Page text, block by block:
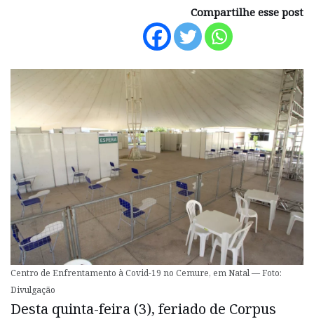
Compartilhe esse post
Centro de Enfrentamento à Covid-19 no Cemure, em Natal — Foto:
Divulgação
Desta quinta-feira (3), feriado de Corpus